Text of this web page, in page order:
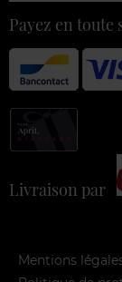
Payez en toute
Livraison par
Mentions